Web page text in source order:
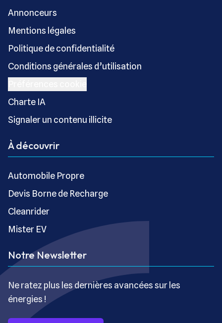
Annonceurs
Mentions légales
Politique de confidentialité
Conditions générales d’utilisation
Charte IA
Signaler un contenu illicite
À découvrir
Automobile Propre
Devis Borne de Recharge
Cleanrider
Mister EV
Notre Newsletter
Ne ratez plus les dernières avancées sur les
énergies !